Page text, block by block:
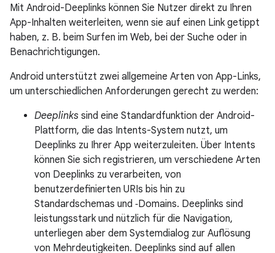
Mit Android-Deeplinks können Sie Nutzer direkt zu Ihren
App-Inhalten weiterleiten, wenn sie auf einen Link getippt
haben, z. B. beim Surfen im Web, bei der Suche oder in
Benachrichtigungen.
Android unterstützt zwei allgemeine Arten von App-Links,
um unterschiedlichen Anforderungen gerecht zu werden:
Deeplinks sind eine Standardfunktion der Android-
Plattform, die das Intents-System nutzt, um
Deeplinks zu Ihrer App weiterzuleiten. Über Intents
können Sie sich registrieren, um verschiedene Arten
von Deeplinks zu verarbeiten, von
benutzerdefinierten URIs bis hin zu
Standardschemas und ‑Domains. Deeplinks sind
leistungsstark und nützlich für die Navigation,
unterliegen aber dem Systemdialog zur Auflösung
von Mehrdeutigkeiten. Deeplinks sind auf allen